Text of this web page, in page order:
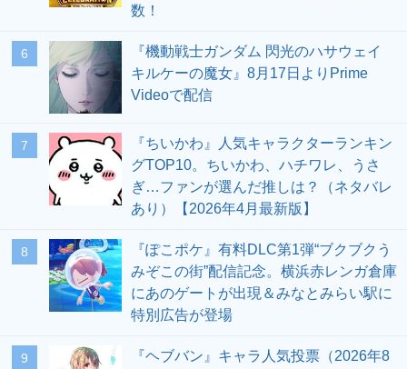
数！
6
『機動戦士ガンダム 閃光のハサウェイ
キルケーの魔女』8月17日よりPrime
Videoで配信
7
『ちいかわ』人気キャラクターランキン
グTOP10。ちいかわ、ハチワレ、うさ
ぎ…ファンが選んだ推しは？（ネタバレ
あり）【2026年4月最新版】
8
『ぽこポケ』有料DLC第1弾“ブクブクう
みぞこの街”配信記念。横浜赤レンガ倉庫
にあのゲートが出現＆みなとみらい駅に
特別広告が登場
9
『ヘブバン』キャラ人気投票（2026年8